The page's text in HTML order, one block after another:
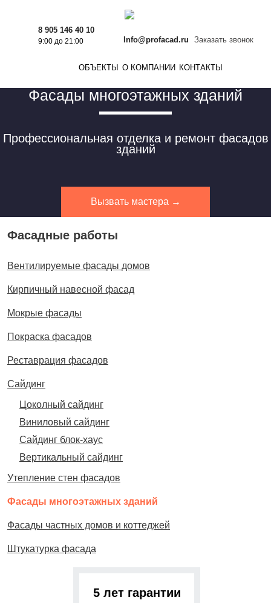
8 905 146 40 10
9:00 до 21:00 Info@profacad.ru Заказать звонок
ОБЪЕКТЫ О КОМПАНИИ КОНТАКТЫ
Фасады многоэтажных зданий
Профессиональная отделка и ремонт фасадов
зданий
Вызвать мастера →
Фасадные работы
Вентилируемые фасады домов
Кирпичный навесной фасад
Мокрые фасады
Покраска фасадов
Реставрация фасадов
Сайдинг
Цоколный сайдинг
Виниловый сайдинг
Сайдинг блок-хаус
Вертикальный сайдинг
Утепление стен фасадов
Фасады многоэтажных зданий
Фасады частных домов и коттеджей
Штукатурка фасада
5 лет гарантии